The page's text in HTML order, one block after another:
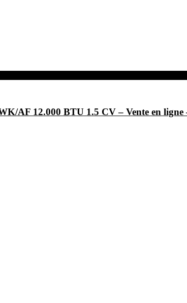
AF 12.000 BTU 1.5 CV – Vente en